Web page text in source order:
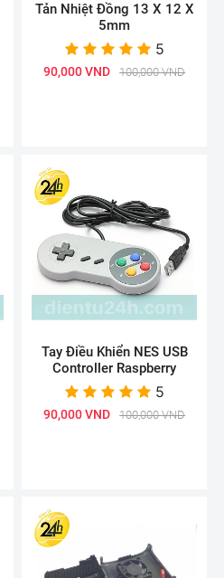
Tản Nhiệt Đồng 13 X 12 X
5mm
5
90,000 VND 100,000 VND
Tay Điều Khiển NES USB
Controller Raspberry
5
90,000 VND 100,000 VND